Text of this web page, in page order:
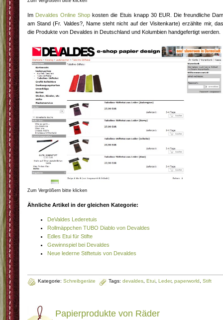
Im Devaldes Online Shop kosten die Etuis knapp 30 EUR. Die freundliche
am Stand (Fr. Valdes?, Name steht nicht auf der Visitenkarte) erzählte mir,
die Produkte von Devaldes in Deutschland und Kolumbien handgefertigt werden.
Zum Vergrößern bitte klicken
Ähnliche Artikel in der gleichen Kategorie:
DeValdes Lederetuis
Rollmäppchen TUBO Diablo von Devaldes
Edles Etui für Stifte
Gewinnspiel bei Devaldes
Neue lederne Stiftetuis von Devaldes
Kategorie: Schreibgeräte Tags: devaldes, Etui, Leder, paperworld, Stift
Papierprodukte von Räder